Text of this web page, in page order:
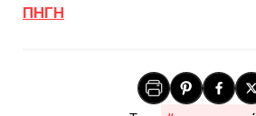
ΠΗΓΗ